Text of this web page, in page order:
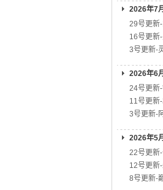
2026年7
29号更新
16号更新
3号更新-
2026年6
24号更新
11号更新
3号更新-
2026年5
22号更新
12号更新
8号更新-